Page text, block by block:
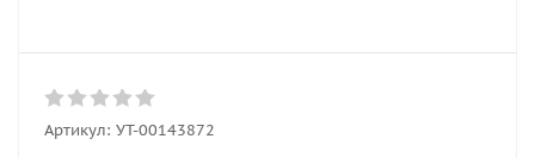
Артикул: УТ-00143872